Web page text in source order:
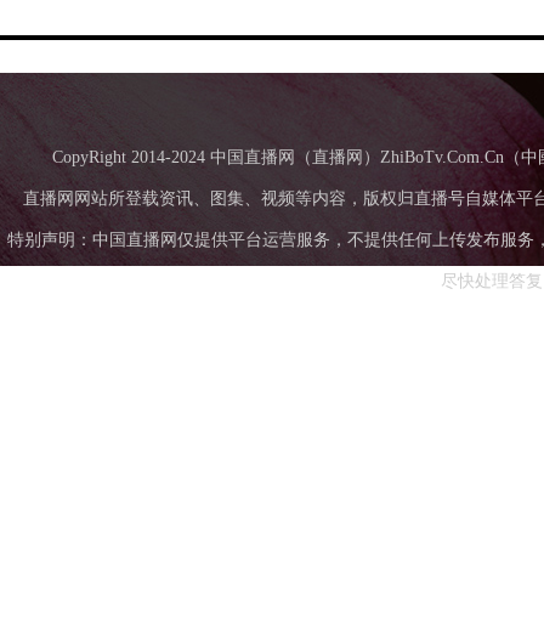
CopyRight 2014-2024 中国直播网（直播网）ZhiBoTv.Com.Cn（
直播网网站所登载资讯、图集、视频等内容，版权归直播号自媒体
特别声明：中国直播网仅提供平台运营服务，不提供任何上传发布服务
尽快处理答